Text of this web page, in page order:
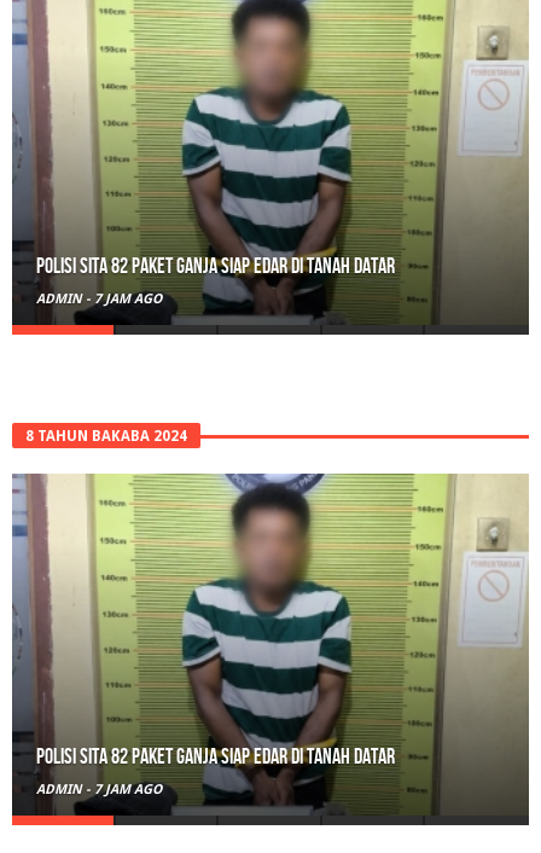
Polisi Sita 82 Paket Ganja Siap Edar di Tanah Datar
ADMIN - 7 JAM AGO
8 TAHUN BAKABA 2024
Polisi Sita 82 Paket Ganja Siap Edar di Tanah Datar
ADMIN - 7 JAM AGO